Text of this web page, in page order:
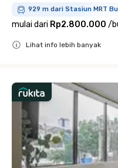
929 m dari Stasiun MRT
mulai dari Rp2.800.000 /
Lihat info lebih banyak